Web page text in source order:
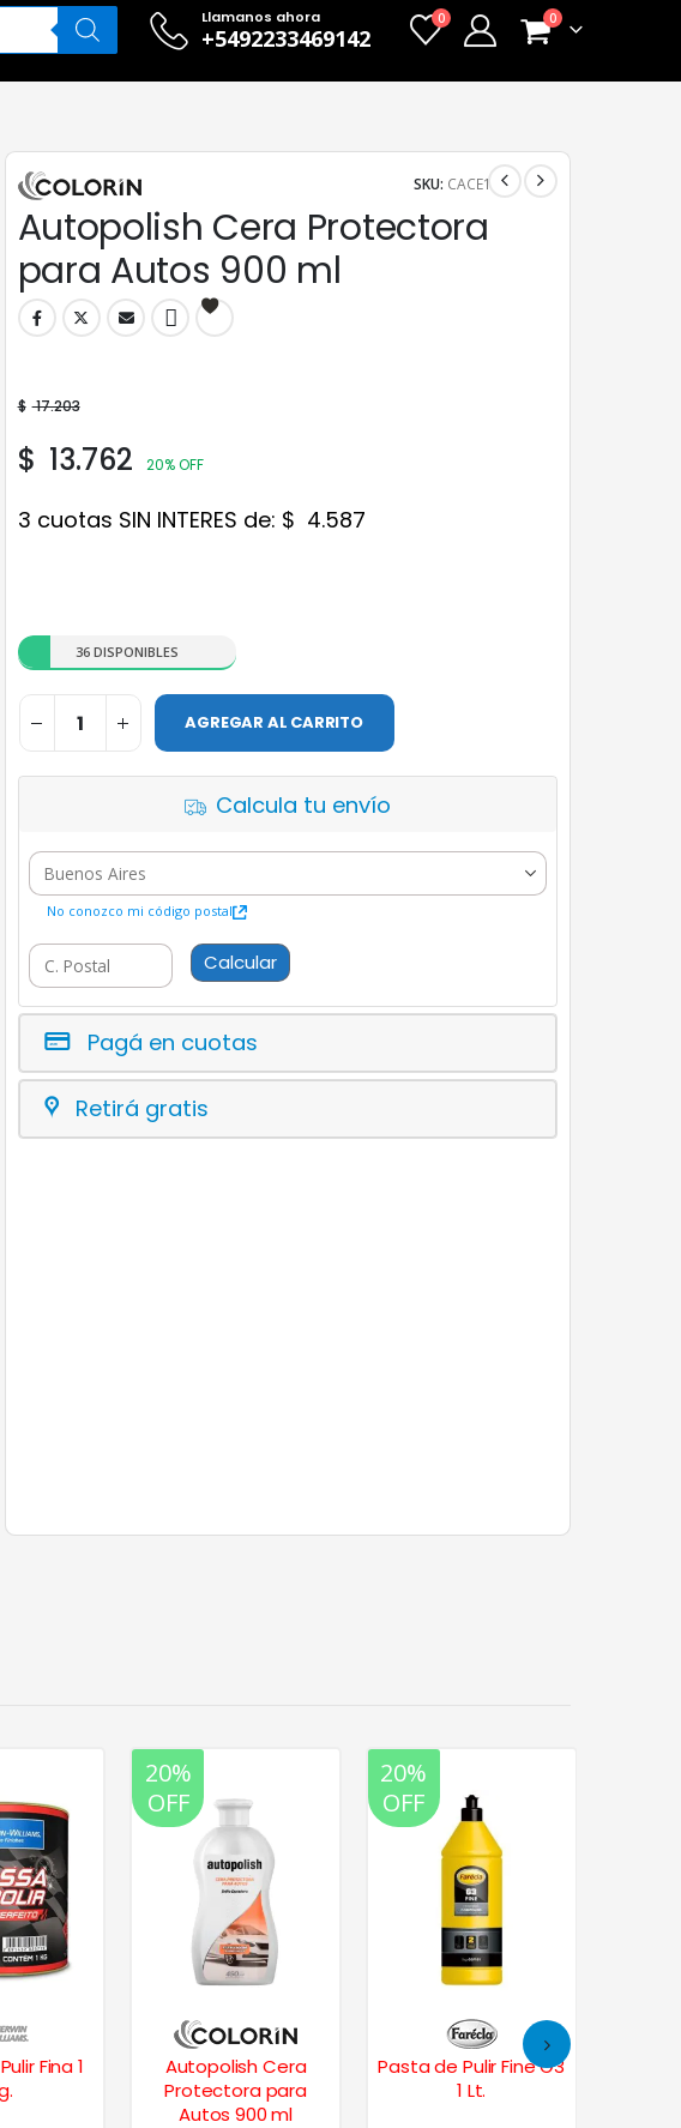
Llamanos ahora
+5492233469142
0 0
Autopolish Cera Protectora
para Autos 900 ml
SKU: CACE1
$ 17.203
$ 13.762 20% OFF
3 cuotas SIN INTERES de: $ 4.587
36 DISPONIBLES
AGREGAR AL CARRITO
Calcula tu envío
No conozco mi código postal
Calcular
Pagá en cuotas
Retirá gratis
Fina 1
20%
OFF
Autopolish Cera
Protectora para
Autos 900 ml
20%
OFF
Pasta de Pulir Fine G3
1 Lt.